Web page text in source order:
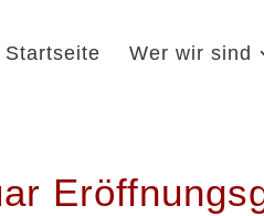
Startseite Wer wir sind